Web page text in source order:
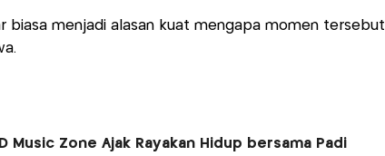
biasa menjadi alasan kuat mengapa momen tersebut
Music Zone Ajak Rayakan Hidup bersama Padi